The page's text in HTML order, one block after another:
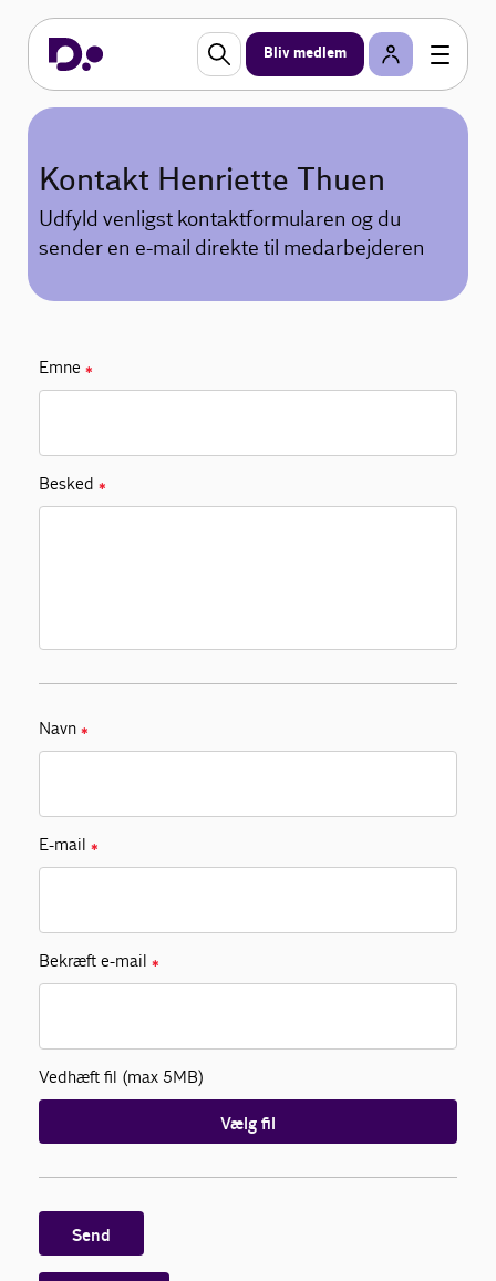
Bliv medlem
Kontakt Henriette Thuen
Udfyld venligst kontaktformularen og du
sender en e-mail direkte til medarbejderen
Emne ✱
Besked ✱
Navn ✱
E-mail ✱
Bekræft e-mail ✱
Vedhæft fil (max 5MB)
Vælg fil
Send